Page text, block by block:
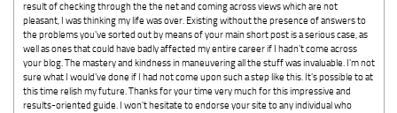
result of checking through the the net and coming across views which are not
pleasant, I was thinking my life was over. Existing without the presence of answers to
the problems you've sorted out by means of your main short post is a serious case, as
well as ones that could have badly affected my entire career if I hadn't come across
your blog. The mastery and kindness in maneuvering all the stuff was invaluable. I'm not
sure what I would've done if I had not come upon such a step like this. It's possible to at
this time relish my future. Thanks for your time very much for this impressive and
results-oriented guide. I won't hesitate to endorse your site to any individual who